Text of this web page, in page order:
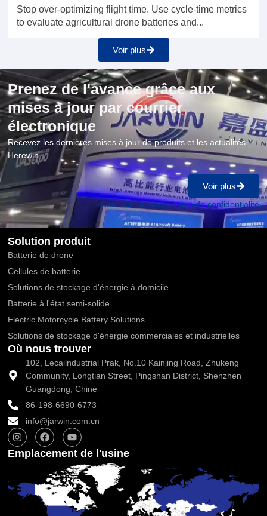
Stop over-optimizing flight time. Use cycle-time metrics
to evaluate agricultural drone batteries and...
Voir plus
Prenez de l'avance grâce aux
mises à jour par courrier
électronique
Recevez les dernières mises à jour de produits et les actualités
Herewin
Voir plus
Consulter notre politique de confidentialité
Solution produit
Batterie de drone
Cellules de batterie
Solutions de stockage d'énergie à domicile
Batterie à l'état semi-solide
Electric Motorcycle Battery Solutions
Solutions de stockage d'énergie commerciales et industrielles
Où nous trouver
102, Lecailndustrial Prak, No.10 Kainjing Road, Zhukeng
Community, Longtian Street, Pingshan District, Shenzhen
Guangdong, Chine
86-198-6690-6773
info@jarwin.com.cn
I
n
s
t
g
r
a
F
a
c
e
o
o
k
Y
o
u
t
u
b
e
Emplacement de l'usine